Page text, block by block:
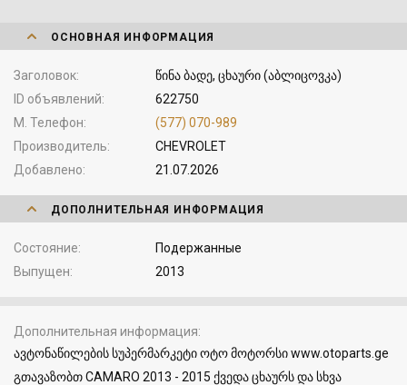
ОСНОВНАЯ ИНФОРМАЦИЯ
Заголовок
წინა ბადე, ცხაური (აბლიცოვკა)
ID объявлений
622750
М. Телефон
(577) 070-989
Производитель
CHEVROLET
Добавлено
21.07.2026
ДОПОЛНИТЕЛЬНАЯ ИНФОРМАЦИЯ
Состояние
Подержанные
Выпущен
2013
Дополнительная информация
ავტონაწილების სუპერმარკეტი ოტო მოტორსი www.otoparts.ge
გთავაზობთ CAMARO 2013 - 2015 ქვედა ცხაურს და სხვა